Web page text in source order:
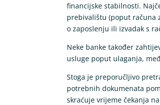
financijske stabilnosti.
prebivalištu (poput računa
o zaposlenju ili izvadak s
Neke banke također
usluge poput ulaganja,
Stoga je preporučljivo
potrebnih dokumenata
skraćuje vrijeme čekanja